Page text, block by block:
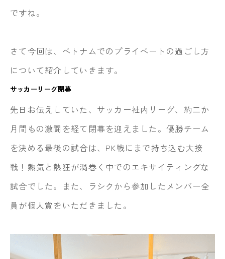
ですね。
さて今回は、ベトナムでのプライベートの過ごし方
について紹介していきます。
サッカーリーグ閉幕
先日お伝えしていた、サッカー社内リーグ、約二か
月間もの激闘を経て閉幕を迎えました。優勝チーム
を決める最後の試合は、PK戦にまで持ち込む大接
戦！熱気と熱狂が渦巻く中でのエキサイティングな
試合でした。また、ラシクから参加したメンバー全
員が個人賞をいただきました。